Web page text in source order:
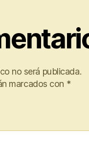
no será publicada.
marcados con *